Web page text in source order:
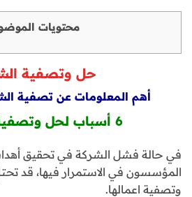
محتويات
حل وتصفية
أهم المعلومات عن تصفية
6 أسباب لحل وتصفية الشركة
في حالة فشل الشركة في تحقيق
المؤسسون في الاستمرار فيها، قد
وتصفية اعمالها.